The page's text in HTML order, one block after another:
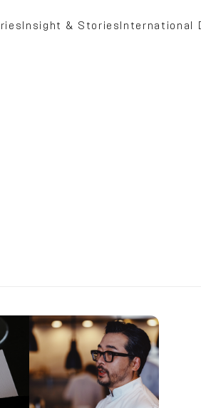
Insight & Stories International